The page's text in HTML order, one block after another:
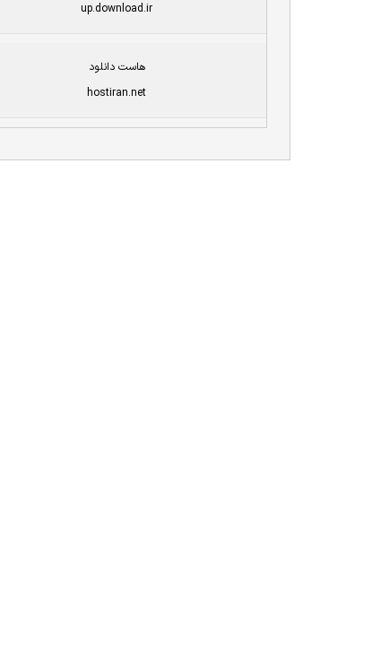
up.download.ir
هاست دانلود
hostiran.net